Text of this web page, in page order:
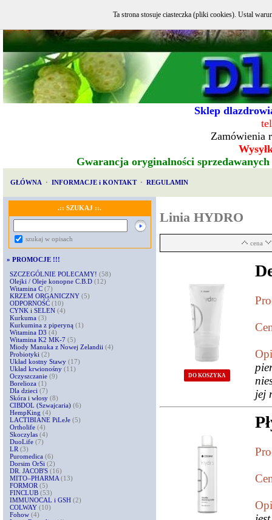
Sklep
Zamówienia
Gwarancja oryginalności
GŁÓWNA · INFORMACJE i KONTAKT · REGULAMIN
.:: SZUKAJ ::.
szukaj w opisach
» PROMOCJE !!!
SZCZEGÓLNIE POLECAMY! (58)
Olejki / Oleje konopne C.B.D (12)
Witamina C (7)
KRZEM ORGANICZNY (5)
ODPORNOŚĆ (10)
CYNK i SELEN (4)
Kurkuma (3)
Kurkumina z piperyną (1)
Witamina D3 (4)
Witamina K2 MK-7 (5)
Miody Manuka z Nowej Zelandii (4)
Probiotyki (2)
Układ kostny Stawy (17)
Układ krwionośny (11)
Oczyszczanie (9)
Borelioza (1)
Dla dzieci (7)
Skóra i włosy (8)
CIBDOL (Szwajcaria) (6)
HempKing (4)
LACTIBIANE PiLeJe (5)
Ortholife (4)
Skoczylas (4)
DuoLife (7)
LR (3)
Puromedica (6)
Dorsim OrSi (2)
DR. JACOB'S (16)
MITO–PHARMA (13)
FORMOR (5)
FINCLUB (53)
IMMUNOCAL i GSH (2)
COLWAY (10)
Fohow (4)
Linia HYDRO
cena
DO KOSZYKA
jej
Ta strona stosuje ciasteczka (pliki cookies). Ustal